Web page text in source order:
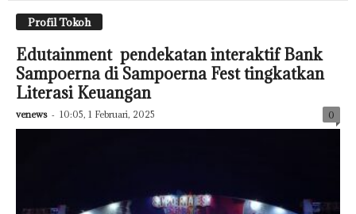
Profil Tokoh
Edutainment pendekatan interaktif Bank
Sampoerna di Sampoerna Fest tingkatkan
Literasi Keuangan
venews - 10:05, 1 Februari, 2025 0